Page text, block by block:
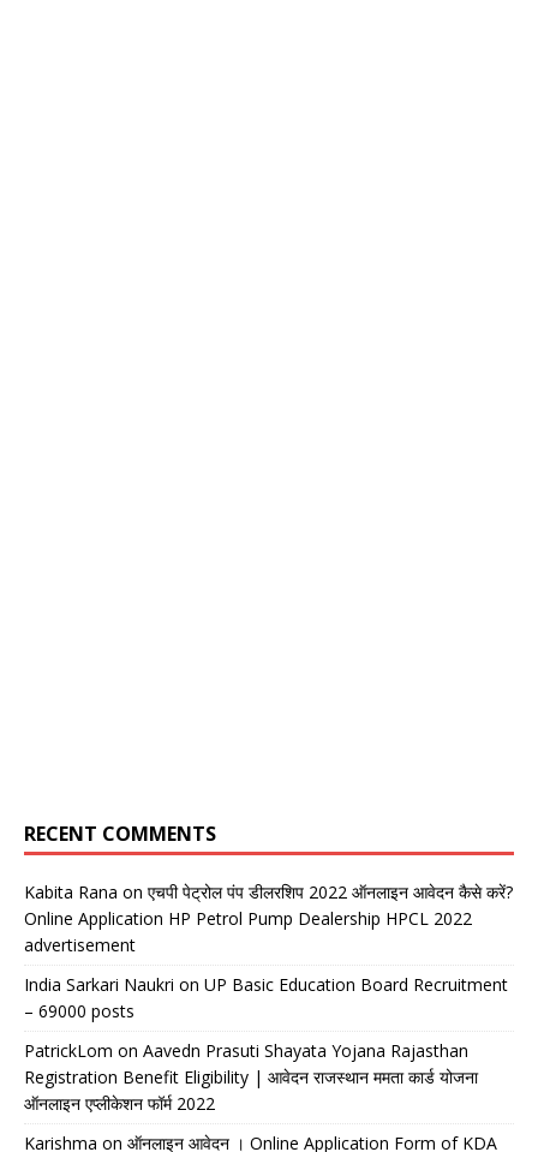
RECENT COMMENTS
Kabita Rana on एचपी पेट्रोल पंप डीलरशिप 2022 ऑनलाइन आवेदन कैसे करें?
Online Application HP Petrol Pump Dealership HPCL 2022
advertisement
India Sarkari Naukri on UP Basic Education Board Recruitment
– 69000 posts
PatrickLom on Aavedn Prasuti Shayata Yojana Rajasthan
Registration Benefit Eligibility | आवेदन राजस्थान ममता कार्ड योजना
ऑनलाइन एप्लीकेशन फॉर्म 2022
Karishma on ऑनलाइन आवेदन । Online Application Form of KDA